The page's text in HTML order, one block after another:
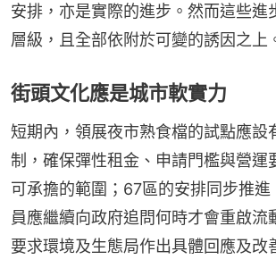
安排，亦是實際的進步。然而這些進
層級，且全部依附於可變的誘因之上
街頭文化應是城市軟實力
短期內，領展夜市熟食檔的試點應設
制，確保彈性租金、申請門檻與營運
可承擔的範圍；67區的安排同步推
員應繼續向政府追問何時才會重啟流
要求環境及生態局作出具體回應及改